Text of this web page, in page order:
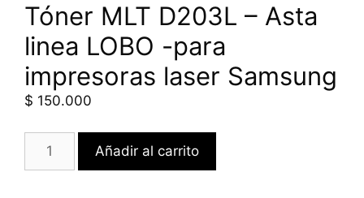
Tóner MLT D203L – Asta
linea LOBO -para
impresoras laser Samsung
$ 150.000
Añadir al carrito